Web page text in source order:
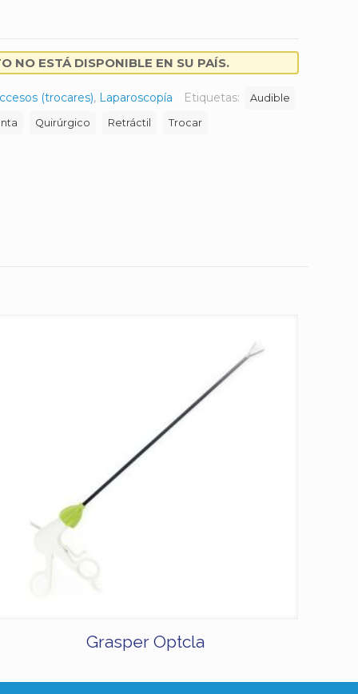
NO ESTÁ DISPONIBLE EN SU PAÍS.
(trocares), Laparoscopía Etiquetas: Audible
Quirúrgico Retráctil Trocar
Grasper Optcla